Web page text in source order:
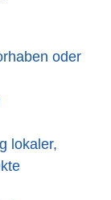
oder
lokaler,